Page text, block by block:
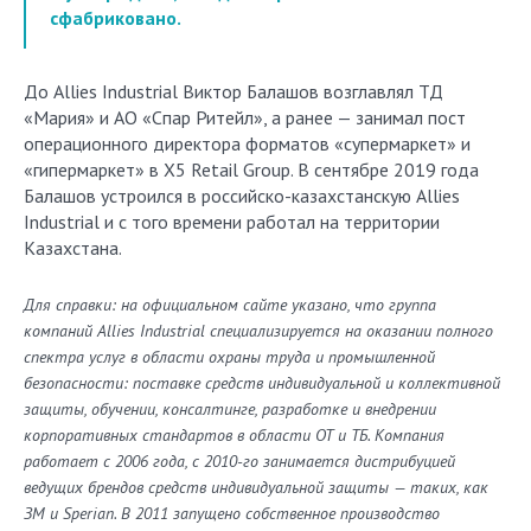
сфабриковано.
До Allies Industrial Виктор Балашов возглавлял ТД
«Мария» и АО «Спар Ритейл», а ранее — занимал пост
операционного директора форматов «супермаркет» и
«гипермаркет» в X5 Retail Group. В сентябре 2019 года
Балашов устроился в российско-казахстанскую Allies
Industrial и с того времени работал на территории
Казахстана.
Для справки: на официальном сайте указано, что группа
компаний Allies Industrial специализируется на оказании полного
спектра услуг в области охраны труда и промышленной
безопасности: поставке средств индивидуальной и коллективной
защиты, обучении, консалтинге, разработке и внедрении
корпоративных стандартов в области ОТ и ТБ. Компания
работает с 2006 года, с 2010-го занимается дистрибуцией
ведущих брендов средств индивидуальной защиты — таких, как
ЗМ и Sperian. В 2011 запущено собственное производство